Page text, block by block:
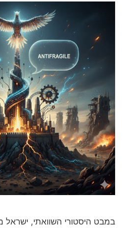
במבט היסטורי השוואתי, ישראל